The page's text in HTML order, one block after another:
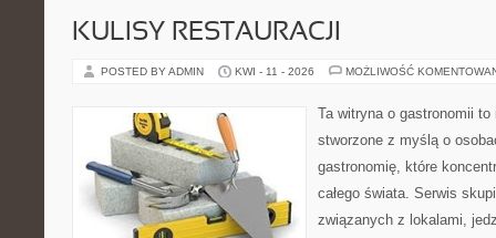
KULISY RESTAURACJI
POSTED BY ADMIN KWI - 11 - 2026 MOŻLIWOŚĆ
Ta witryna o gastronomii
stworzone z myślą o
gastronomię, które
całego świata. Serwis
związanych z lokalami,